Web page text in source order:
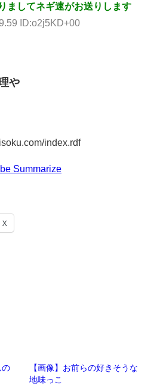
ましてネギ速がお送りします
ID:o2j5KD+00
や
index.rdf
Summarize
X
の
【画像】お前らの好きそうな
地味っこ